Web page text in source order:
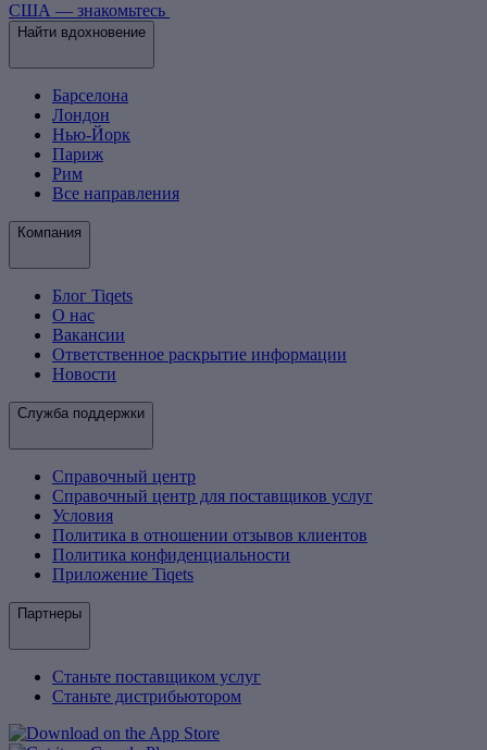
США — знакомьтесь
Найти вдохновение
Барселона
Лондон
Нью-Йорк
Париж
Рим
Все направления
Компания
Блог Tiqets
О нас
Вакансии
Ответственное раскрытие информации
Новости
Служба поддержки
Справочный центр
Справочный центр для поставщиков услуг
Условия
Политика в отношении отзывов клиентов
Политика конфиденциальности
Приложение Tiqets
Партнеры
Станьте поставщиком услуг
Станьте дистрибьютором